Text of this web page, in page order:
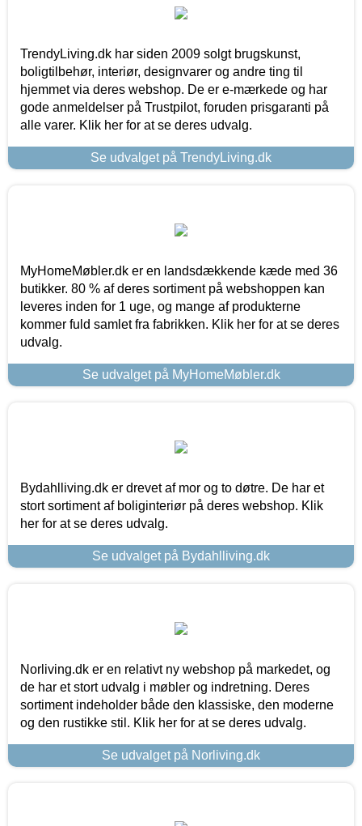
TrendyLiving.dk har siden 2009 solgt brugskunst,
boligtilbehør, interiør, designvarer og andre ting til
hjemmet via deres webshop. De er e-mærkede og har
gode anmeldelser på Trustpilot, foruden prisgaranti på
alle varer. Klik her for at se deres udvalg.
Se udvalget på TrendyLiving.dk
MyHomeMøbler.dk er en landsdækkende kæde med 36
butikker. 80 % af deres sortiment på webshoppen kan
leveres inden for 1 uge, og mange af produkterne
kommer fuld samlet fra fabrikken. Klik her for at se deres
udvalg.
Se udvalget på MyHomeMøbler.dk
Bydahlliving.dk er drevet af mor og to døtre. De har et
stort sortiment af boliginteriør på deres webshop. Klik
her for at se deres udvalg.
Se udvalget på Bydahlliving.dk
Norliving.dk er en relativt ny webshop på markedet, og
de har et stort udvalg i møbler og indretning. Deres
sortiment indeholder både den klassiske, den moderne
og den rustikke stil. Klik her for at se deres udvalg.
Se udvalget på Norliving.dk